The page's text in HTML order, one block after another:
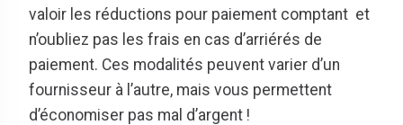
valoir les réductions pour paiement comptant et
n’oubliez pas les frais en cas d’arriérés de
paiement. Ces modalités peuvent varier d’un
fournisseur à l’autre, mais vous permettent
d’économiser pas mal d’argent !